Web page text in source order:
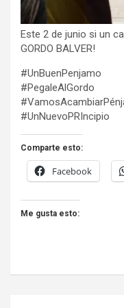
Este 2 de junio si un
GORDO BALVER!
#UnBuenPenjamo
#PegaleAlGordo
#UnNuevoPRIncipio
Comparte esto:
Facebook
Me gusta esto: